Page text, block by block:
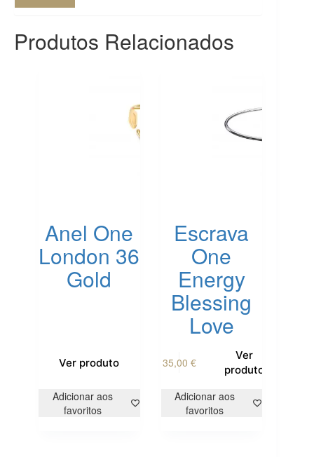
Produtos Relacionados
Anel One
London 36
Gold
Ver produto
Adicionar aos
favoritos
Escrava
One
Energy
Blessing
Love
35,00 €
Ver
produto
Adicionar aos
favoritos